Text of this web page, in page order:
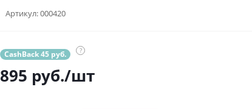
Артикул:000420
CashBack 45 руб. ?
895 руб./шт